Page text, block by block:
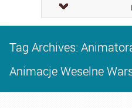
Tag Archives:
Animacje Weselne